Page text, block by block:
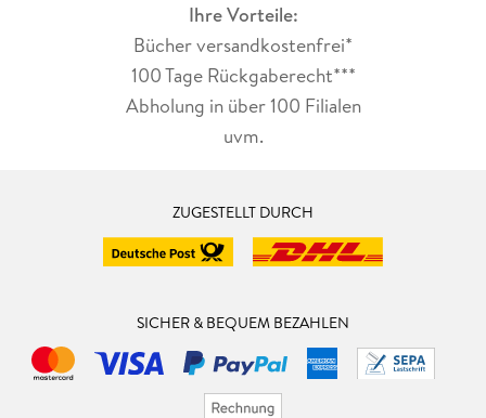
Ihre Vorteile:
Bücher versandkostenfrei*
100 Tage Rückgaberecht***
Abholung in über 100 Filialen
uvm.
ZUGESTELLT DURCH
SICHER & BEQUEM BEZAHLEN